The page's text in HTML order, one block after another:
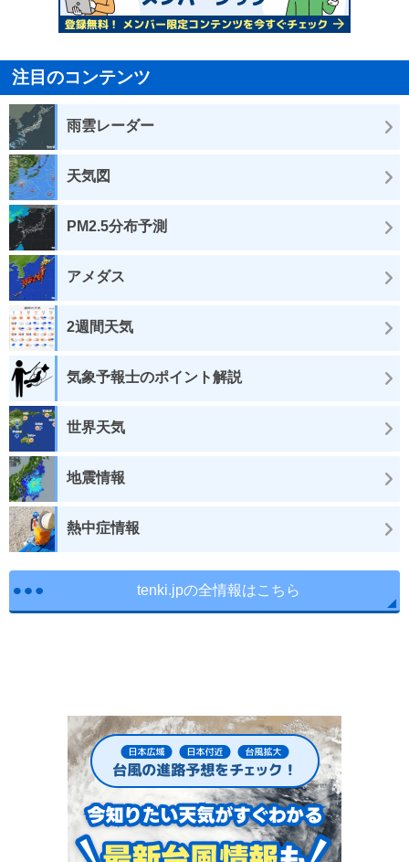
注目のコンテンツ
雨雲レーダー
天気図
PM2.5分布予測
アメダス
2週間天気
気象予報士のポイント解説
世界天気
地震情報
熱中症情報
tenki.jpの全情報はこちら